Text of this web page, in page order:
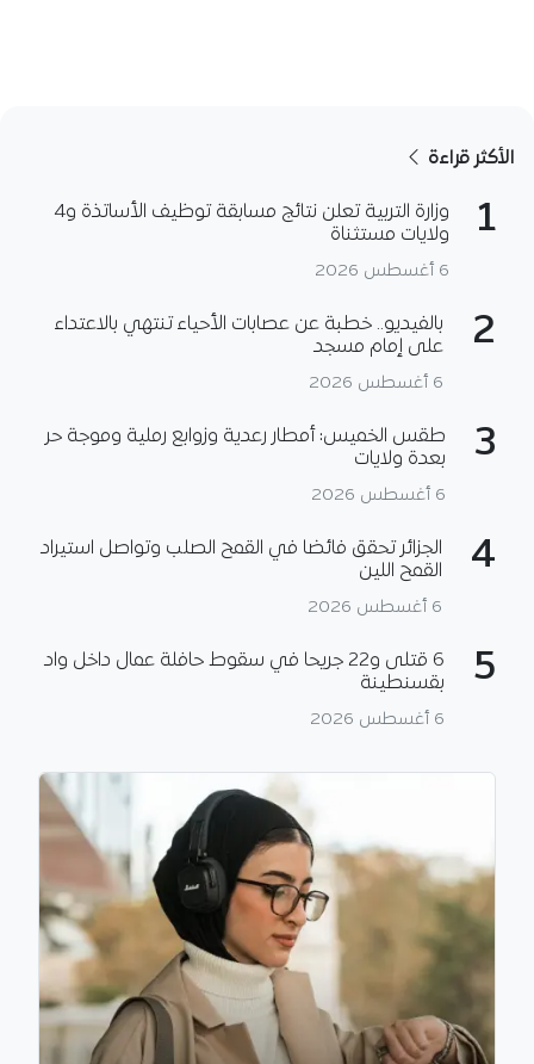
الأكثر قراءة
1
وزارة التربية تعلن نتائج مسابقة توظيف الأساتذة و4
ولايات مستثناة
6 أغسطس 2026
2
بالفيديو.. خطبة عن عصابات الأحياء تنتهي بالاعتداء
على إمام مسجد
6 أغسطس 2026
3
طقس الخميس: أمطار رعدية وزوابع رملية وموجة حر
بعدة ولايات
6 أغسطس 2026
4
الجزائر تحقق فائضا في القمح الصلب وتواصل استيراد
القمح اللين
6 أغسطس 2026
5
6 قتلى و22 جريحا في سقوط حافلة عمال داخل واد
بقسنطينة
6 أغسطس 2026